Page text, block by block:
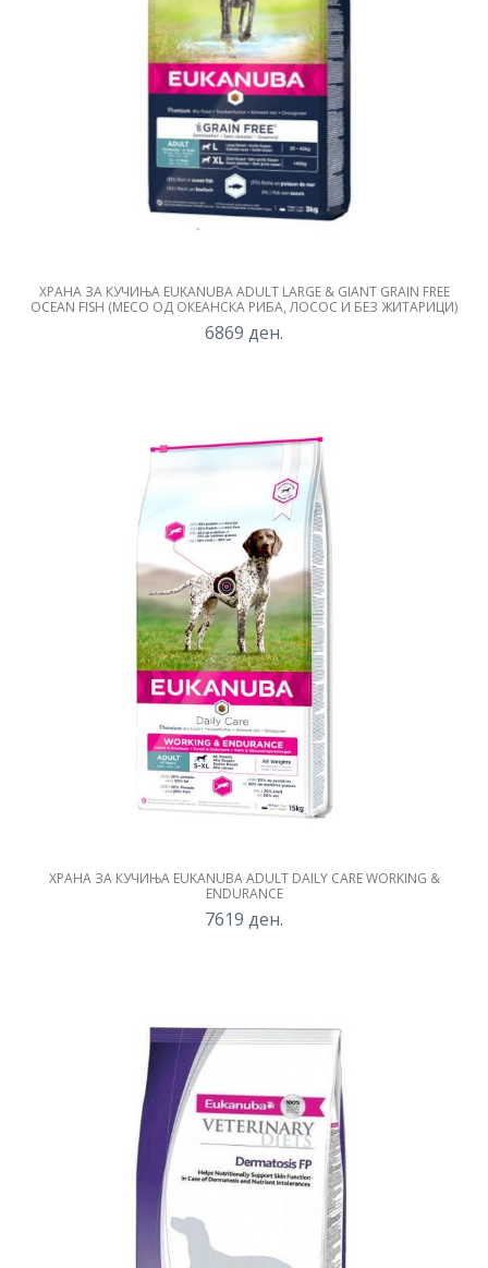
ХРАНА ЗА КУЧИЊА EUKANUBA ADULT LARGE & GIANT GRAIN FREE
OCEAN FISH (МЕСО ОД ОКЕАНСКА РИБА, ЛОСОС И БЕЗ ЖИТАРИЦИ)
6869 ден.
ХРАНА ЗА КУЧИЊА EUKANUBA ADULT DAILY CARE WORKING &
ENDURANCE
7619 ден.